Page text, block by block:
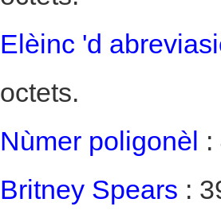
Elèinc 'd
octets.
Nùmer poligonèl
Britney Spears :